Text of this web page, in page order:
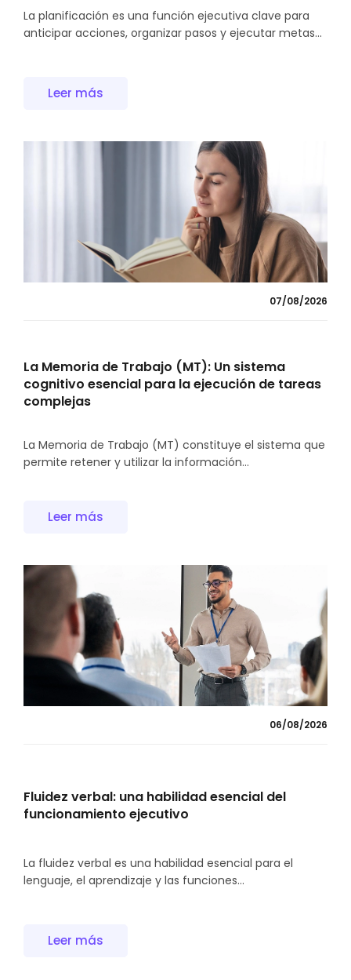
La planificación es una función ejecutiva clave para
anticipar acciones, organizar pasos y ejecutar metas...
Leer más
07/08/2026
La Memoria de Trabajo (MT): Un sistema
cognitivo esencial para la ejecución de tareas
complejas
La Memoria de Trabajo (MT) constituye el sistema que
permite retener y utilizar la información...
Leer más
06/08/2026
Fluidez verbal: una habilidad esencial del
funcionamiento ejecutivo
La fluidez verbal es una habilidad esencial para el
lenguaje, el aprendizaje y las funciones...
Leer más